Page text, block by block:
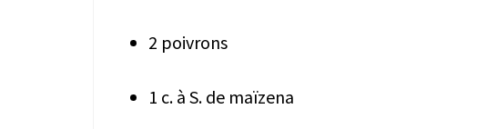
2 poivrons
1 c. à S. de maïzena